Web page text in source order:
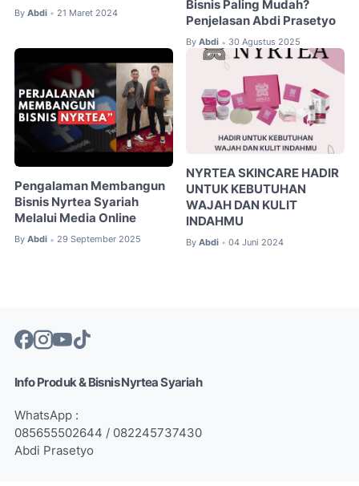
By Abdi • 21 Maret 2024
Bisnis Paling Mudah?
Penjelasan Abdi Prasetyo
By Abdi • 30 Agustus 2025
Pengalaman Membangun
Bisnis Nyrtea Syariah
Melalui Media Online
By Abdi • 29 September 2025
NYRTEA SKINCARE HADIR
UNTUK KEBUTUHAN
WAJAH DAN KULIT
INDAHMU
By Abdi • 04 Juni 2024
Info Produk & Bisnis Nyrtea Syariah
WhatsApp :
085655502644 / 082245737430
Abdi Prasetyo